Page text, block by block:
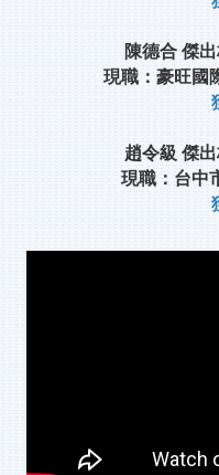
陳德合 傑
現職：豪旺國
趙令級 傑
現職：台中